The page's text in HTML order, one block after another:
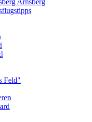
Arnsberg
Feld"